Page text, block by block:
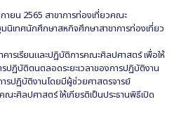
ยน 2565 สาขาการท่องเที่ยวคณะ
นิเทศนักศึกษาสหกิจศึกษาสาขาการท่องเที่ยว
รเรียนและปฏิบัติการคณะศิลปศาสตร์ เพื่อให้
ปฏิบัติตนตลอดระยะเวลาของการปฏิบัติงาน
รปฏิบัติงานโดยมีผู้ช่วยศาสตรจารย์
ะศิลปศาสตร์ ให้เกียรติเป็นประธานพิธีเปิด